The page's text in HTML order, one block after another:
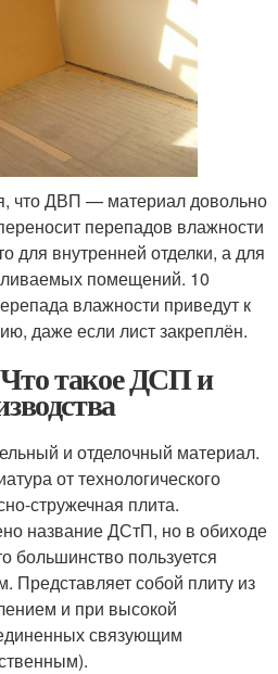
что ДВП — материал довольно
перепадов влажности
для внутренней отделки, а для
помещений. 10
влажности приведут к
даже если лист закреплён.
такое ДСП и
и отделочный материал.
от технологического
стружечная плита.
название ДСтП, но в обиходе
большинство пользуется
Представляет собой плиту из
и при высокой
связующим